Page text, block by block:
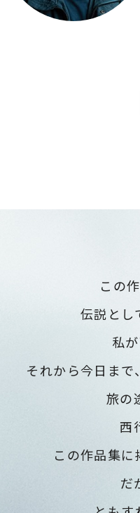
この
伝説とし
私
それから今日ま
旅の
西
この作品集に
だ